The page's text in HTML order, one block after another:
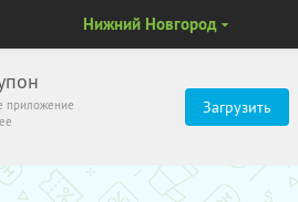
приложение
Загрузить
Нижний Новгород